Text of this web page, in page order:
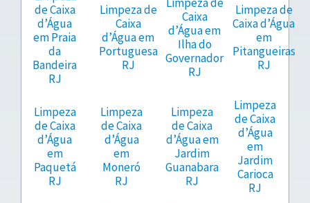
de Caixa
d’Água
em Praia
da
Bandeira
RJ
Limpeza de
Caixa
d’Água em
Portuguesa
RJ
Caixa
d’Água em
Ilha do
Governador
RJ
Limpeza de
Caixa d’Água
em
Pitangueiras
RJ
Limpeza
de Caixa
d’Água
em
Paquetá
RJ
Limpeza
de Caixa
d’Água
em
Moneró
RJ
Limpeza
de Caixa
d’Água em
Jardim
Guanabara
RJ
Limpeza
de Caixa
d’Água
em
Jardim
Carioca
RJ